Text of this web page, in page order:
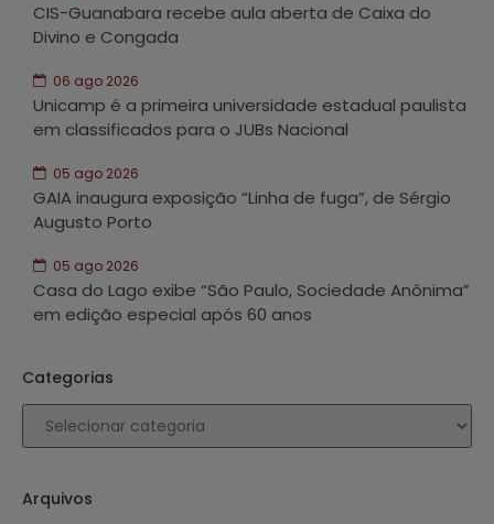
CIS-Guanabara recebe aula aberta de Caixa do
Divino e Congada
06 ago 2026
Unicamp é a primeira universidade estadual paulista
em classificados para o JUBs Nacional
05 ago 2026
GAIA inaugura exposição “Linha de fuga”, de Sérgio
Augusto Porto
05 ago 2026
Casa do Lago exibe “São Paulo, Sociedade Anônima”
em edição especial após 60 anos
Categorias
Arquivos